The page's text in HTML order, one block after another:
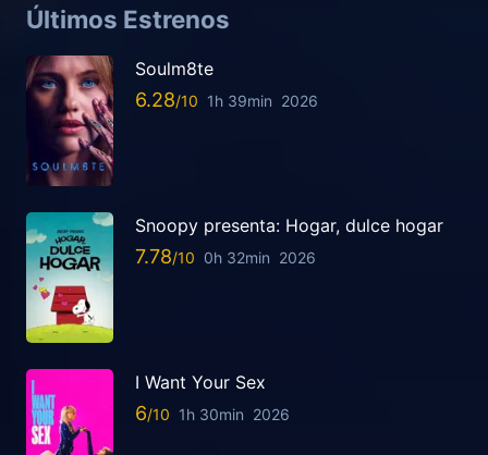
Últimos Estrenos
Soulm8te
6.28 1h 39min 2026
Snoopy presenta: Hogar, dulce hogar
7.78 0h 32min 2026
I Want Your Sex
6 1h 30min 2026